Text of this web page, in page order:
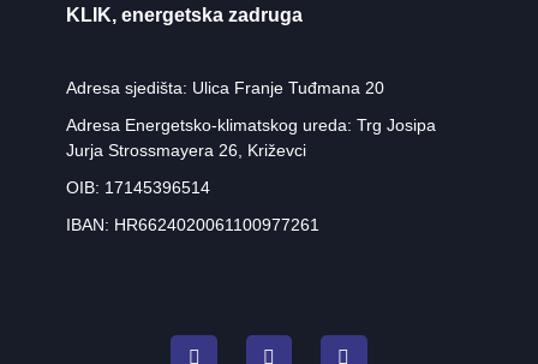
KLIK, energetska zadruga
Adresa sjedišta: Ulica Franje Tuđmana 20
Adresa Energetsko-klimatskog ureda: Trg Josipa
Jurja Strossmayera 26, Križevci
OIB: 17145396514
IBAN: HR6624020061100977261